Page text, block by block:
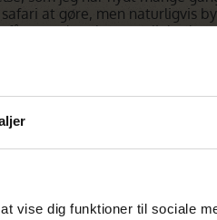
vise dig funktioner til sociale
at gøre, men naturligvis
få en god snak om
beliggenhed i de områder,
så unødigt mange
Derfor er en god og
dig privat eller til vores